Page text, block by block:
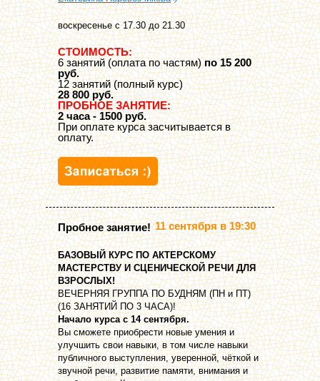
воскресенье с 17.30 до 21.30
СТОИМОСТЬ:
6 занятий (оплата по частям)по 15 200
руб.
12 занятий (полный курс)
28 800 руб.
ПРОБНОЕ ЗАНЯТИЕ:
2 часа - 1500 руб.
При оплате курса засчитывается в
оплату.
Пробное занятие! 11 сентября в 19:30
БАЗОВЫЙ КУРС ПО АКТЕРСКОМУ
МАСТЕРСТВУ И СЦЕНИЧЕСКОЙ РЕЧИ ДЛЯ
ВЗРОСЛЫХ!
ВЕЧЕРНЯЯ ГРУППА ПО БУДНЯМ (ПН и ПТ)
(16 ЗАНЯТИЙ ПО 3 ЧАСА)!
Начало курса с 14 сентября.
Вы сможете приобрести новые умения и
улучшить свои навыки, в том числе навыки
публичного выступления, уверенной, чёткой и
звучной речи, развитие памяти, внимания и